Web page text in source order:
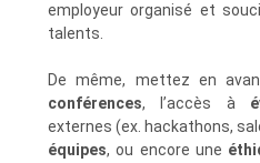
employeur organisé et
talents.
De même, mettez en
conférences, l’accès à
externes (ex. hackathons,
équipes, ou encore une